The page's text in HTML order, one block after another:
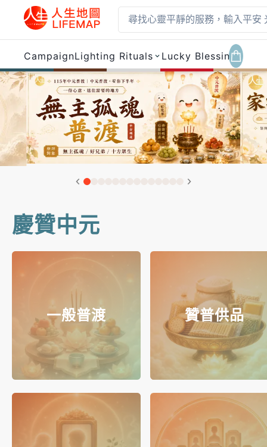
CampaignLighting Rituals Lucky Blessings
Lifemap 人生地圖 — 線上宗
慶贊中元
一般普渡 贊普供品